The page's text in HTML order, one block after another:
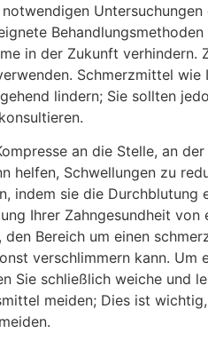
Untersuchungen
in der Zukunft verhindern.
Schmerzmittel wie
lindern; Sie sollten
an die Stelle, an
helfen, Schwellungen zu
indem sie die Durchblutung
Ihrer Zahngesundheit von
Bereich um einen
verschlimmern kann. Um
Sie schließlich weiche und
meiden; Dies ist